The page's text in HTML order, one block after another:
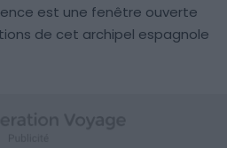
est une fenêtre ouverte
de cet archipel espagnole